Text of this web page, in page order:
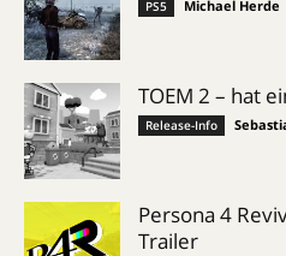
PS5 Michael Herde
TOEM 2 – hat
Release-Info
Persona 4
Trailer